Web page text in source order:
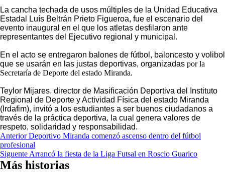
La cancha techada de usos múltiples de la Unidad Educativa
Estadal Luís Beltrán Prieto Figueroa, fue el escenario del
evento inaugural en el que los atletas desfilaron ante
representantes del Ejecutivo regional y municipal.
En el acto se entregaron balones de fútbol, baloncesto y volibol
que se usarán en las justas deportivas, organizadas por la
Secretaría de Deporte del estado Miranda.
Teylor Mijares, director de Masificación Deportiva del Instituto
Regional de Deporte y Actividad Física del estado Miranda
(Irdafim), invitó a los estudiantes a ser buenos ciudadanos a
través de la práctica deportiva, la cual genera valores de
respeto, solidaridad y responsabilidad.
Navegación
de
entradas
AnteriorDeportivo Miranda comenzó ascenso dentro del fútbol
profesional
Siguente Arrancó la fiesta de la Liga Futsal en Roscio Guarico
Más historias